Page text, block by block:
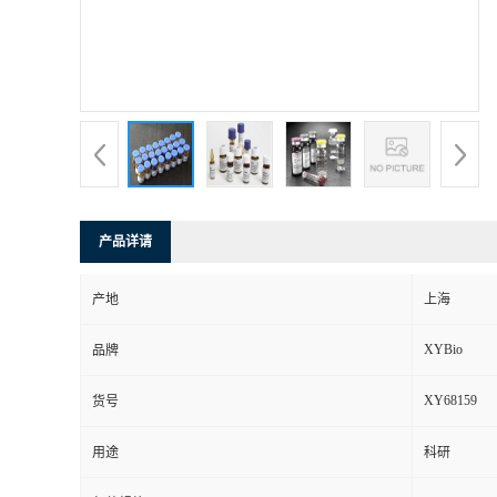
产品详请
产地 上海
品牌 XYBio
货号 XY68159
用途 科研